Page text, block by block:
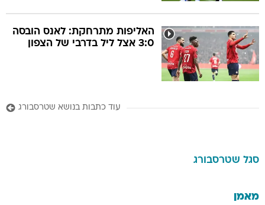
האליפות מתרחקת: לאנס הובסה
3:0 אצל ליל בדרבי של הצפון
עוד כתבות בנושא שטרסבורג
סגל שטרסבורג
מאמן